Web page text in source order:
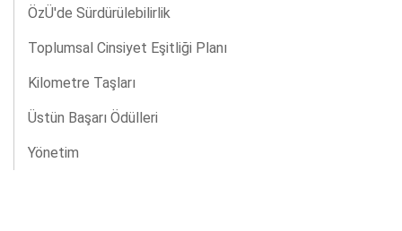
ÖzÜ'de Sürdürülebilirlik
Toplumsal Cinsiyet Eşitliği Planı
Kilometre Taşları
Üstün Başarı Ödülleri
Yönetim